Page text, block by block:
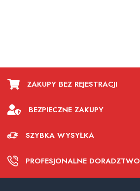
ZAKUPY BEZ REJESTRACJI
BEZPIECZNE ZAKUPY
SZYBKA WYSYŁKA
PROFESJONALNE DORADZTWO